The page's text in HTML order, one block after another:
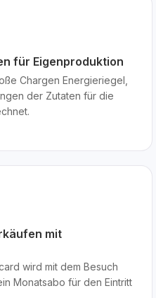
für Eigenproduktion
Chargen Energieriegel,
der Zutaten für die
mit
wird mit dem Besuch
Monatsabo für den Eintritt